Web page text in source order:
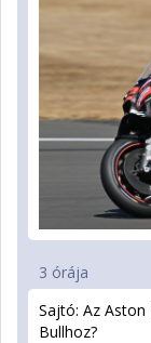
3 órája
Sajtó: Az
Bullhoz?